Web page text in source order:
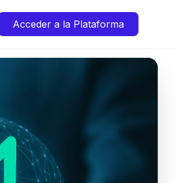
Acceder a la Plataforma